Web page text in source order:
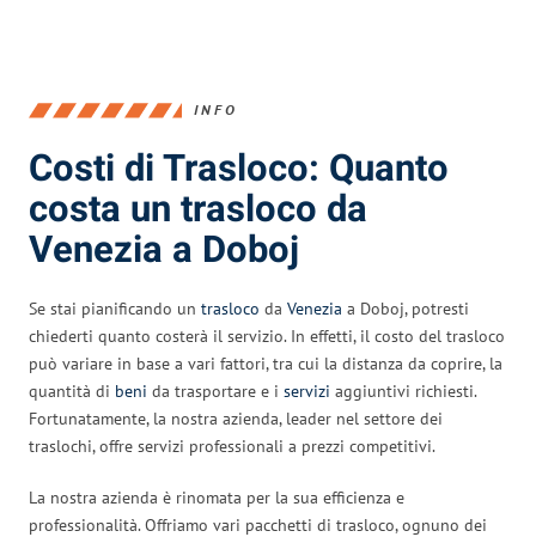
INFO
Costi di Trasloco: Quanto
costa un trasloco da
Venezia a Doboj
Se stai pianificando un trasloco da Venezia a Doboj, potresti
chiederti quanto costerà il servizio. In effetti, il costo del trasloco
può variare in base a vari fattori, tra cui la distanza da coprire, la
quantità di beni da trasportare e i servizi aggiuntivi richiesti.
Fortunatamente, la nostra azienda, leader nel settore dei
traslochi, offre servizi professionali a prezzi competitivi.
La nostra azienda è rinomata per la sua efficienza e
professionalità. Offriamo vari pacchetti di trasloco, ognuno dei